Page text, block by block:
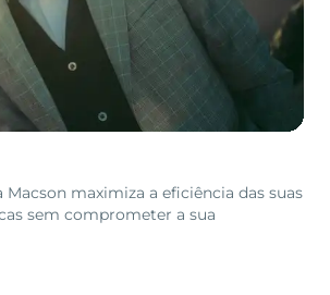
Macson maximiza a eficiência das suas
sem comprometer a sua